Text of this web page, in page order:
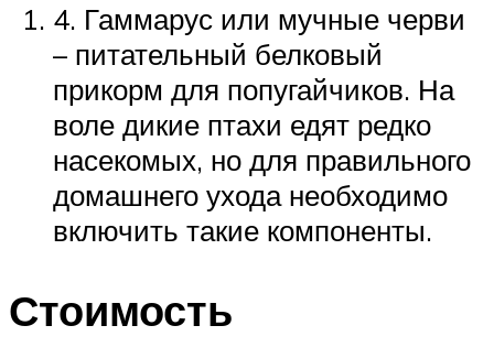
4. Гаммарус или мучные черви
– питательный белковый
прикорм для попугайчиков. На
воле дикие птахи едят редко
насекомых, но для правильного
домашнего ухода необходимо
включить такие компоненты.
Стоимость